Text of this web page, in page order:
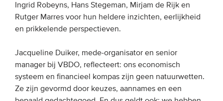
Video’s
Vereniging
Onze leden
Team
Ingrid Robeyns, Hans Stegeman, Mirjam de Rijk en
Rutger Marres voor hun heldere inzichten, eerlijkheid
en prikkelende perspectieven.
Jacqueline Duiker, mede-organisator en senior
manager bij VBDO, reflecteert: ons economisch
systeem en financieel kompas zijn geen natuurwetten.
Ze zijn gevormd door keuzes, aannames en een